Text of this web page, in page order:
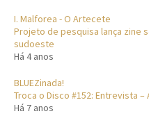
I. Malforea - O Artecete
Projeto de pesquisa lança zine
sudoeste
Há 4 anos
BLUEZinada!
Troca o Disco #152: Entrevista
Há 7 anos